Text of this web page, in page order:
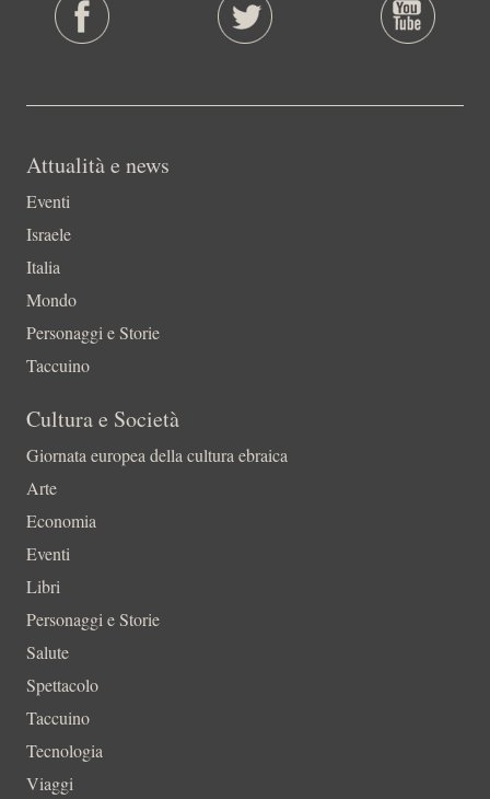
Attualità e news
Eventi
Israele
Italia
Mondo
Personaggi e Storie
Taccuino
Cultura e Società
Giornata europea della cultura ebraica
Arte
Economia
Eventi
Libri
Personaggi e Storie
Salute
Spettacolo
Taccuino
Tecnologia
Viaggi